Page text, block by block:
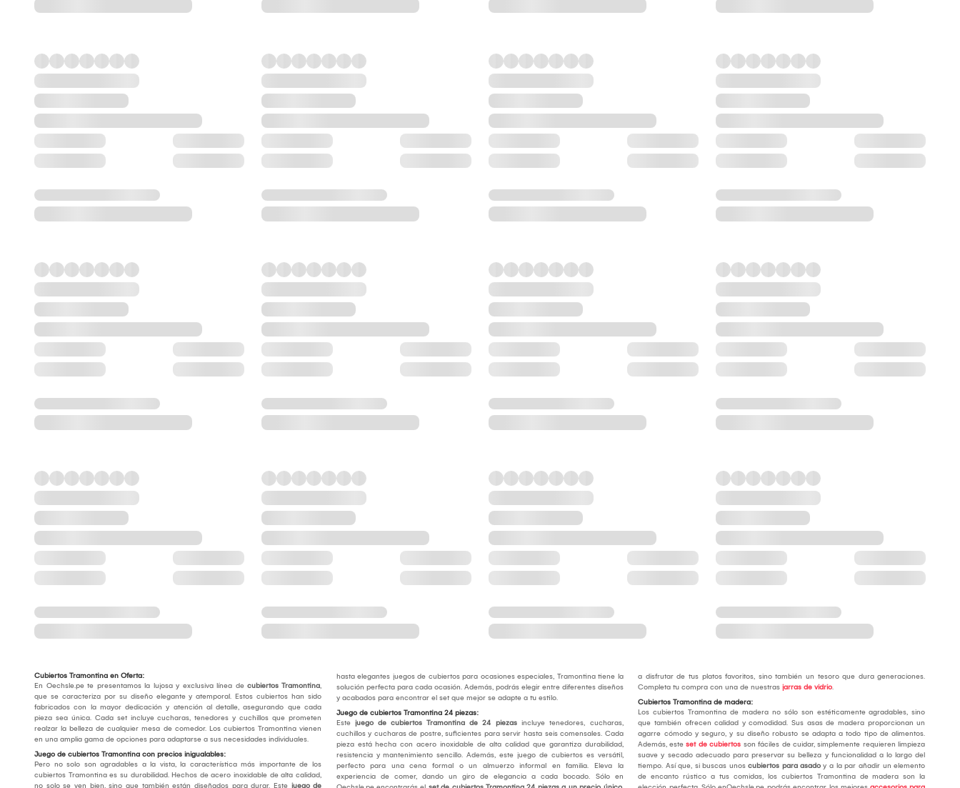
Cubiertos Tramontina en Oferta:
En Oechsle.pe te presentamos la lujosa y exclusiva línea de cubiertos Tramontina,
que se caracteriza por su diseño elegante y atemporal. Estos cubiertos han sido
fabricados con la mayor dedicación y atención al detalle, asegurando que cada
pieza sea única. Cada set incluye cucharas, tenedores y cuchillos que prometen
realzar la belleza de cualquier mesa de comedor. Los cubiertos Tramontina vienen
en una amplia gama de opciones para adaptarse a sus necesidades individuales.
Juego de cubiertos Tramontina con precios inigualables:
Pero no solo son agradables a la vista, la característica más importante de los
cubiertos Tramontina es su durabilidad. Hechos de acero inoxidable de alta calidad,
no solo se ven bien, sino que también están diseñados para durar. Este juego de
hasta elegantes juegos de cubiertos para ocasiones especiales, Tramontina tiene la
solución perfecta para cada ocasión. Además, podrás elegir entre diferentes diseños
y acabados para encontrar el set que mejor se adapte a tu estilo.
Juego de cubiertos Tramontina 24 piezas:
Este juego de cubiertos Tramontina de 24 piezasincluye tenedores, cucharas,
cuchillos y cucharas de postre, suficientes para servir hasta seis comensales. Cada
pieza está hecha con acero inoxidable de alta calidad que garantiza durabilidad,
resistencia y mantenimiento sencillo. Además, este juego de cubiertos es versátil,
perfecto para una cena formal o un almuerzo informal en familia. Eleva la
experiencia de comer, dando un giro de elegancia a cada bocado. Sólo en
a disfrutar de tus platos favoritos, sino también un tesoro que dura generaciones.
Completa tu compra con una de nuestrasjarras de vidrio.
Cubiertos Tramontina de madera:
Los cubiertos Tramontina de madera no sólo son estéticamente agradables, sino
que también ofrecen calidad y comodidad. Sus asas de madera proporcionan un
agarre cómodo y seguro, y su diseño robusto se adapta a todo tipo de alimentos.
Además, esteset de cubiertos son fáciles de cuidar, simplemente requieren limpieza
suave y secado adecuado para preservar su belleza y funcionalidad a lo largo del
tiempo. Así que, si buscas unoscubiertos para asadoy a la par añadir un elemento
de encanto rústico a tus comidas, los cubiertos Tramontina de madera son la